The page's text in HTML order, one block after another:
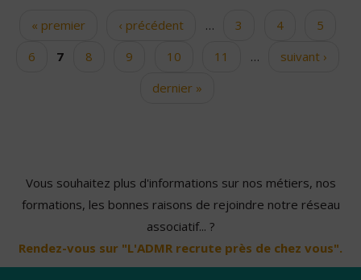
Pages« premier ‹ précédent … 3 4
5
6
7 8 9 10 11 …
suivant ›
dernier »
Vous souhaitez plus d'informations sur nos métiers, nos
formations, les bonnes raisons de rejoindre notre réseau
associatif... ?
Rendez-vous sur "L'ADMR recrute près de chez vous".